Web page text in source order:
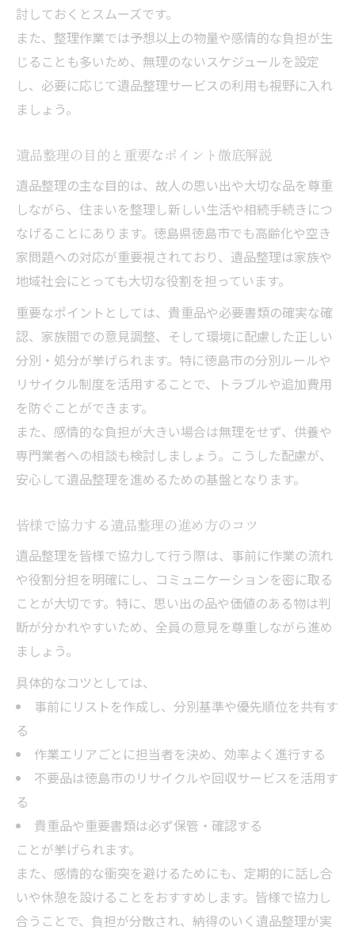
方
実家の片付け遺品整理での分別ポイントと
は
遺品整理士認定業者の選び方と安心ポイント
法
徳島県遺品整理士認定番号の確認手順とは
安心できる遺品整理業者選定のチェック項
目
遺品整理ポータルサイトの活用と賢い比較
遺品整理で見落としがちなリサイクル活用法
遺品整理で活用したいリサイクルの基礎知
識
遺品整理で出る不用品のリサイクル活用術
徳島県遺品整理とリユース・リサイクル実
践法
遺品整理とエコ活動を両立する工夫とコツ
法
効率的な遺品整理を実現する具体的な手順
効率的な遺品整理を進める基本ステップ紹
介
遺品整理を皆様で行う際の段取りと流れ
徳島県で実践できる遺品整理の効率化方法
遺品整理と実家の片付けを両立させる手順
討しておくとスムーズです。
また、整理作業では予想以上の物量や感情的な負担が生
じることも多いため、無理のないスケジュールを設定
し、必要に応じて遺品整理サービスの利用も視野に入れ
ましょう。
遺品整理の目的と重要なポイント徹底解説
遺品整理の主な目的は、故人の思い出や大切な品を尊重
しながら、住まいを整理し新しい生活や相続手続きにつ
なげることにあります。徳島県徳島市でも高齢化や空き
家問題への対応が重要視されており、遺品整理は家族や
地域社会にとっても大切な役割を担っています。
重要なポイントとしては、貴重品や必要書類の確実な確
認、家族間での意見調整、そして環境に配慮した正しい
分別・処分が挙げられます。特に徳島市の分別ルールや
リサイクル制度を活用することで、トラブルや追加費用
を防ぐことができます。
また、感情的な負担が大きい場合は無理をせず、供養や
専門業者への相談も検討しましょう。こうした配慮が、
安心して遺品整理を進めるための基盤となります。
皆様で協力する遺品整理の進め方のコツ
遺品整理を皆様で協力して行う際は、事前に作業の流れ
や役割分担を明確にし、コミュニケーションを密に取る
ことが大切です。特に、思い出の品や価値のある物は判
断が分かれやすいため、全員の意見を尊重しながら進め
ましょう。
具体的なコツとしては、
事前にリストを作成し、分別基準や優先順位を共有す
る
作業エリアごとに担当者を決め、効率よく進行する
不要品は徳島市のリサイクルや回収サービスを活用す
る
貴重品や重要書類は必ず保管・確認する
ことが挙げられます。
また、感情的な衝突を避けるためにも、定期的に話し合
いや休憩を設けることをおすすめします。皆様で協力し
合うことで、負担が分散され、納得のいく遺品整理が実